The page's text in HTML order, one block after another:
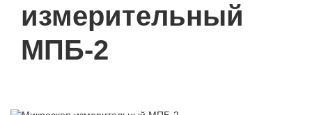
измерительный
МПБ-2